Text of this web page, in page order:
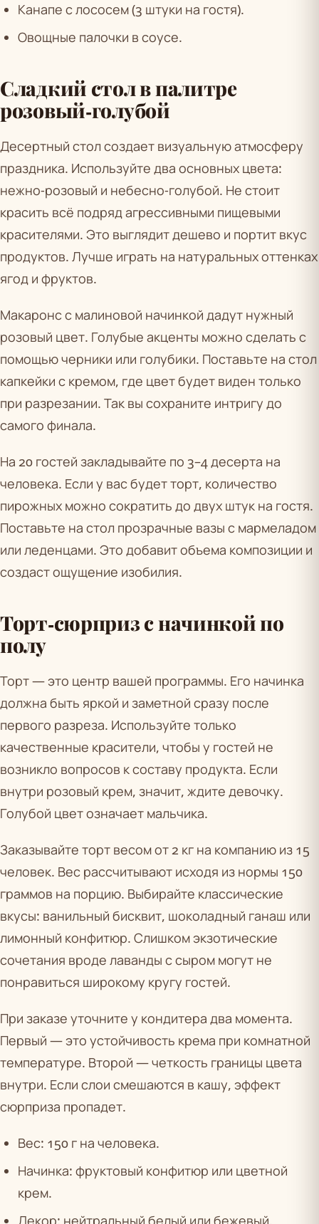
Канапе с лососем (3 штуки на гостя).
Овощные палочки в соусе.
Сладкий стол в палитре
розовый-голубой
Десертный стол создает визуальную атмосферу
праздника. Используйте два основных цвета:
нежно-розовый и небесно-голубой. Не стоит
красить всё подряд агрессивными пищевыми
красителями. Это выглядит дешево и портит вкус
продуктов. Лучше играть на натуральных оттенках
ягод и фруктов.
Макаронс с малиновой начинкой дадут нужный
розовый цвет. Голубые акценты можно сделать с
помощью черники или голубики. Поставьте на стол
капкейки с кремом, где цвет будет виден только
при разрезании. Так вы сохраните интригу до
самого финала.
На 20 гостей закладывайте по 3–4 десерта на
человека. Если у вас будет торт, количество
пирожных можно сократить до двух штук на гостя.
Поставьте на стол прозрачные вазы с мармеладом
или леденцами. Это добавит объема композиции и
создаст ощущение изобилия.
Торт-сюрприз с начинкой по
полу
Торт — это центр вашей программы. Его начинка
должна быть яркой и заметной сразу после
первого разреза. Используйте только
качественные красители, чтобы у гостей не
возникло вопросов к составу продукта. Если
внутри розовый крем, значит, ждите девочку.
Голубой цвет означает мальчика.
Заказывайте торт весом от 2 кг на компанию из 15
человек. Вес рассчитывают исходя из нормы 150
граммов на порцию. Выбирайте классические
вкусы: ванильный бисквит, шоколадный ганаш или
лимонный конфитюр. Слишком экзотические
сочетания вроде лаванды с сыром могут не
понравиться широкому кругу гостей.
При заказе уточните у кондитера два момента.
Первый — это устойчивость крема при комнатной
температуре. Второй — четкость границы цвета
внутри. Если слои смешаются в кашу, эффект
сюрприза пропадет.
Вес: 150 г на человека.
Начинка: фруктовый конфитюр или цветной
крем.
Декор: нейтральный белый или бежевый.